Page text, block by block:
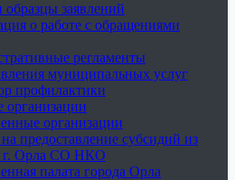
заявлений
о работе с обращениями
регламенты
муниципальных услуг
профилактики
организации
предоставление субсидий из
г. Орла СО НКО
палата города Орла